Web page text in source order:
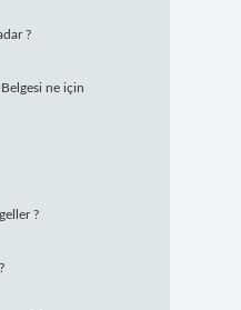
?
ne için
?